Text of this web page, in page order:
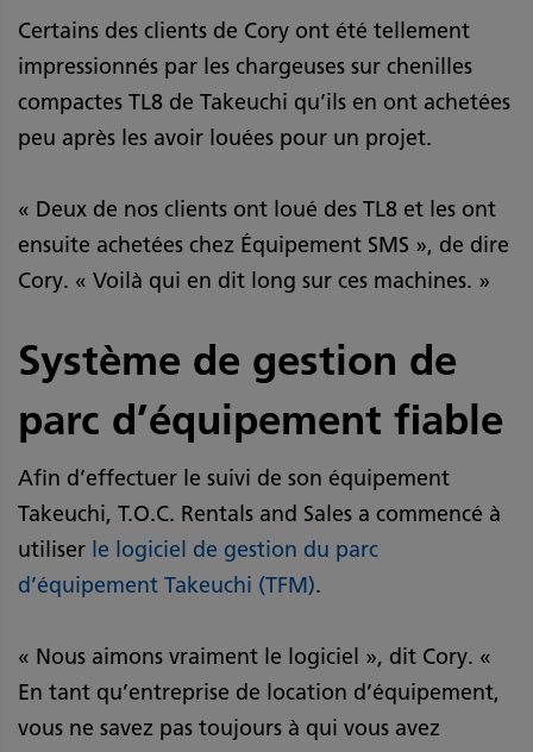
Certains des clients de Cory ont été tellement
impressionnés par les chargeuses sur chenilles
compactes TL8 de Takeuchi qu’ils en ont achetées
peu après les avoir louées pour un projet.
« Deux de nos clients ont loué des TL8 et les ont
ensuite achetées chez Équipement SMS », de dire
Cory. « Voilà qui en dit long sur ces machines. »
Système de gestion de
parc d’équipement fiable
Afin d’effectuer le suivi de son équipement
Takeuchi, T.O.C. Rentals and Sales a commencé à
utiliser le logiciel de gestion du parc
d’équipement Takeuchi (TFM).
« Nous aimons vraiment le logiciel », dit Cory. «
En tant qu’entreprise de location d’équipement,
vous ne savez pas toujours à qui vous avez